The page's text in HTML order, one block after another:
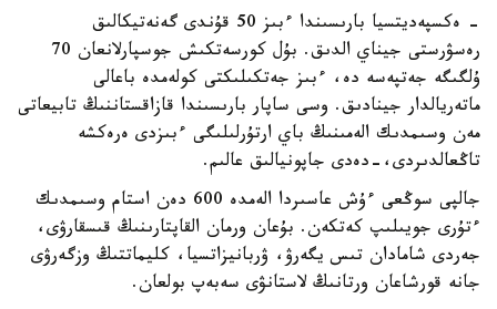
- ەكسپەديتسيا بارىسىندا ءبىز 50 قۇندى گەنەتيكالىق
رەسۋرستى جيناي الدىق. بۇل كورسەتكىش جوسپارلانعان 70
ۇلگىگە جەتپەسە دە، ءبىز جەتكىلىكتى كولەمدە باعالى
ماتەريالدار جينادىق. وسى ساپار بارىسىندا قازاقستاننىڭ تابيعاتى
مەن وسىمدىك الەمىنىڭ باي ارتۇرلىلىگى ءبىزدى ەرەكشە
تاڭعالدىردى،-دەدى جاپونيالىق عالىم.
جالپى سوڭعى ءۇش عاسىردا الەمدە 600 دەن استام وسىمدىك
ءتۇرى جويىلىپ كەتكەن. بۇعان ورمان القاپتارىنىڭ قىسقارۋى،
جەردى شامادان تىس يگەرۋ، ۋربانيزاتسيا، كليماتتىڭ وزگەرۋى
جانە قورشاعان ورتانىڭ لاستانۋى سەبەپ بولعان.